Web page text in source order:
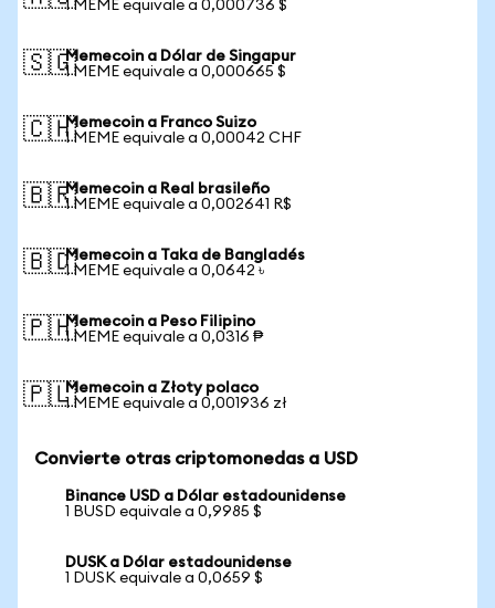
1 MEME equivale a 0,000736 $
🇸🇬Memecoin a Dólar de Singapur
1 MEME equivale a 0,000665 $
🇨🇭Memecoin a Franco Suizo
1 MEME equivale a 0,00042 CHF
🇧🇷Memecoin a Real brasileño
1 MEME equivale a 0,002641 R$
🇧🇩Memecoin a Taka de Bangladés
1 MEME equivale a 0,0642 ৳
🇵🇭Memecoin a Peso Filipino
1 MEME equivale a 0,0316 ₱
🇵🇱Memecoin a Złoty polaco
1 MEME equivale a 0,001936 zł
Convierte otras criptomonedas a USD
Binance USD a Dólar estadounidense
1 BUSD equivale a 0,9985 $
DUSK a Dólar estadounidense
1 DUSK equivale a 0,0659 $